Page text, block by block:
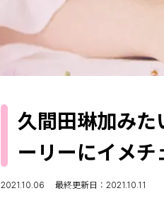
久間田琳加み
ーリーにイメチ
2021.10.06 最終更新日：2021.10.11